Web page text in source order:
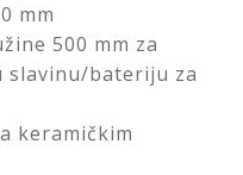
mm
500 mm za
slavinu/bateriju za
keramičkim